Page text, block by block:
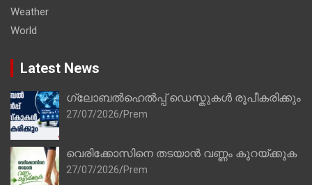
Weather
World
Latest News
ഗ്ലോബൽഹെൽപ്പ് ഡെസ്കുകൾ രൂപീകരിക്കും
27/07/2026 Prem
വെരിക്കോസിനെ തടയാൻ വണ്ണം കുറയ്ക്കുക
27/07/2026 Prem